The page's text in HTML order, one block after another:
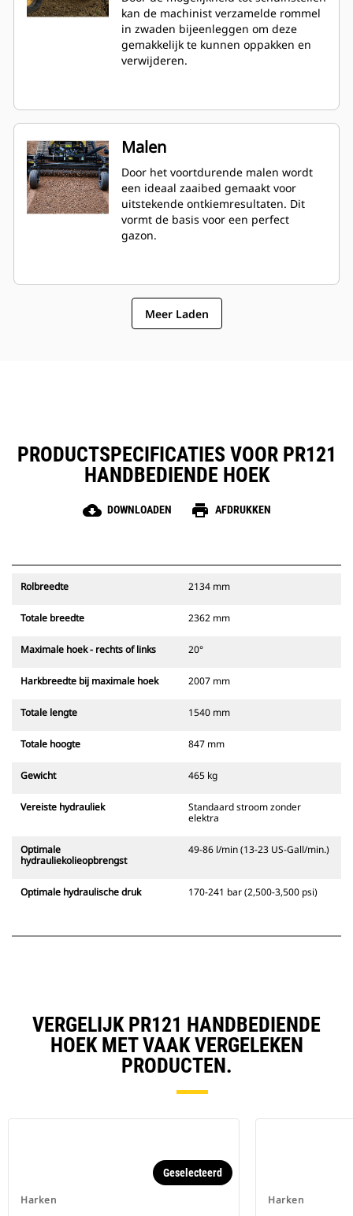
kan de machinist verzamelde rommel
in zwaden bijeenleggen om deze
gemakkelijk te kunnen oppakken en
verwijderen.
Malen
Door het voortdurende malen wordt
een ideaal zaaibed gemaakt voor
uitstekende ontkiemresultaten. Dit
vormt de basis voor een perfect
gazon.
Meer Laden
PRODUCTSPECIFICATIES VOOR PR121
HANDBEDIENDE HOEK
cloud_download DOWNLOADEN print AFDRUKKEN
Rolbreedte 2134 mm
Totale breedte 2362 mm
Maximale hoek - rechts of links 20°
Harkbreedte bij maximale hoek 2007 mm
Totale lengte 1540 mm
Totale hoogte 847 mm
Gewicht 465 kg
Vereiste hydrauliek
Standaard stroom zonder
elektra
Optimale
hydrauliekolieopbrengst
49-86 l/min (13-23 US-Gall/min.)
Optimale hydraulische druk 170-241 bar (2,500-3,500 psi)
VERGELIJK PR121 HANDBEDIENDE
HOEK MET VAAK VERGELEKEN
PRODUCTEN.
Harken
Geselecteerd
Harken